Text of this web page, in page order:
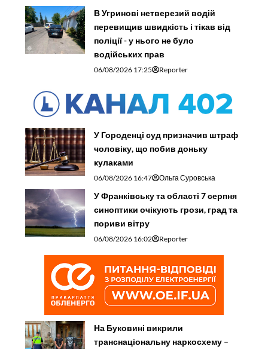
В Угринові нетверезий водій
перевищив швидкість і тікав від
поліції - у нього не було
водійських прав
06/08/2026 17:25 Reporter
У Городенці суд призначив штраф
чоловіку, що побив доньку
кулаками
06/08/2026 16:47 Ольга Суровська
У Франківську та області 7 серпня
синоптики очікують грози, град та
пориви вітру
06/08/2026 16:02 Reporter
На Буковині викрили
транснаціональну наркосхему –